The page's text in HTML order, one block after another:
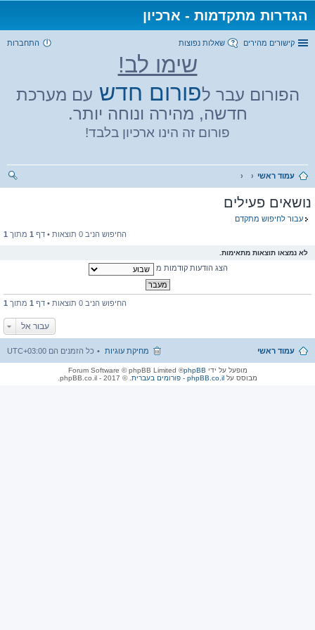
הגדרות מתקדמות - ארכיון
קישורים מהירים שאלות נפוצות התחברות
שימו לב!
הפורום עבר לפורום חדש עם מערכת
חדשה, מהירה ונוחה יותר.
פורום זה הינו ארכיון בלבד!
עמוד ראשי
נושאים פעילים
עבור לחיפוש מתקדם
החיפוש הניב 0 תוצאות • דף
1 מתוך 1
לא נמצאו תוצאות מתאימות.
הצג הודעות קודמות מ
החיפוש הניב 0 תוצאות • דף 1 מתוך 1
עבור אל
עמוד ראשי כל הזמנים הם UTC+03:00 מחיקת עוגיות
מופעל על ידי phpBB
® Forum Software © phpBB Limited
מבוסס על phpBB.co.il - פורומים בעברית . © 2017 - phpBB.co.il.